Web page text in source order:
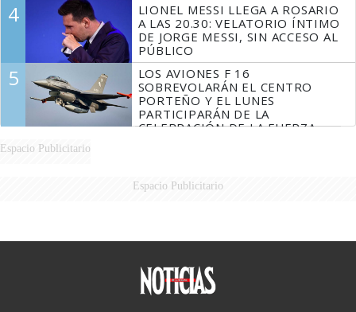
4
LIONEL MESSI LLEGA A ROSARIO
A LAS 20.30: VELATORIO ÍNTIMO
DE JORGE MESSI, SIN ACCESO AL
PÚBLICO
5
LOS AVIONES F 16
SOBREVOLARÁN EL CENTRO
PORTEÑO Y EL LUNES
PARTICIPARÁN DE LA
CELEBRACIÓN DE LA FUERZA
Espacio Publicitario
Espacio Publicitario